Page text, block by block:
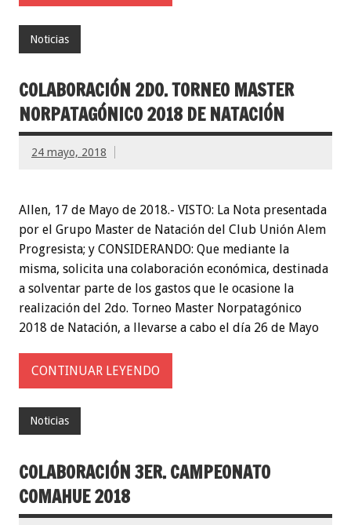
Noticias
COLABORACIÓN 2DO. TORNEO MASTER
NORPATAGÓNICO 2018 DE NATACIÓN
24 mayo, 2018
Allen, 17 de Mayo de 2018.- VISTO: La Nota presentada
por el Grupo Master de Natación del Club Unión Alem
Progresista; y CONSIDERANDO: Que mediante la
misma, solicita una colaboración económica, destinada
a solventar parte de los gastos que le ocasione la
realización del 2do. Torneo Master Norpatagónico
2018 de Natación, a llevarse a cabo el día 26 de Mayo
CONTINUAR LEYENDO
Noticias
COLABORACIÓN 3ER. CAMPEONATO
COMAHUE 2018